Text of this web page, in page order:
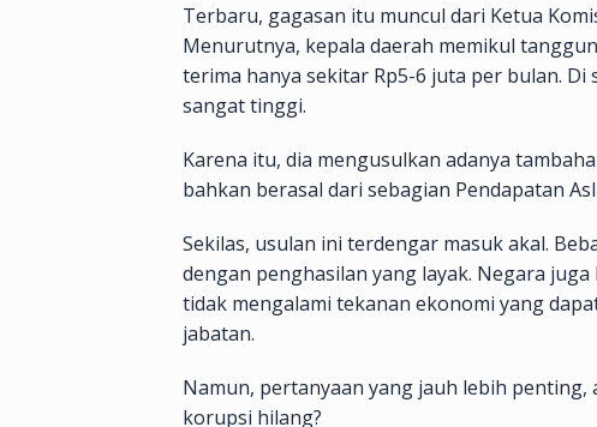
Terbaru, gagasan itu muncul dari Ketua
Menurutnya, kepala daerah memikul
terima hanya sekitar Rp5-6 juta per bulan.
sangat tinggi.
Karena itu, dia mengusulkan adanya
bahkan berasal dari sebagian Pendapatan
Sekilas, usulan ini terdengar masuk akal.
dengan penghasilan yang layak. Negara
tidak mengalami tekanan ekonomi yang
jabatan.
Namun, pertanyaan yang jauh lebih
korupsi hilang?